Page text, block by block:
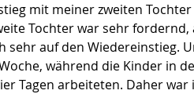
mit meiner zweiten
Tochter war sehr
sehr auf den Wiedereinstieg.
während die Kinder in
Tagen arbeiteten. Daher